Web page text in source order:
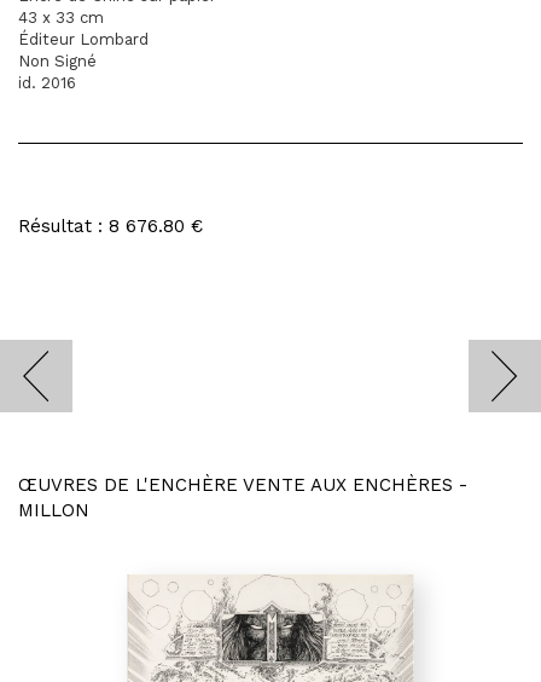
43 x 33 cm
Éditeur Lombard
Non Signé
id. 2016
Résultat : 8 676.80 €
ŒUVRES DE L'ENCHÈRE VENTE AUX ENCHÈRES -
MILLON